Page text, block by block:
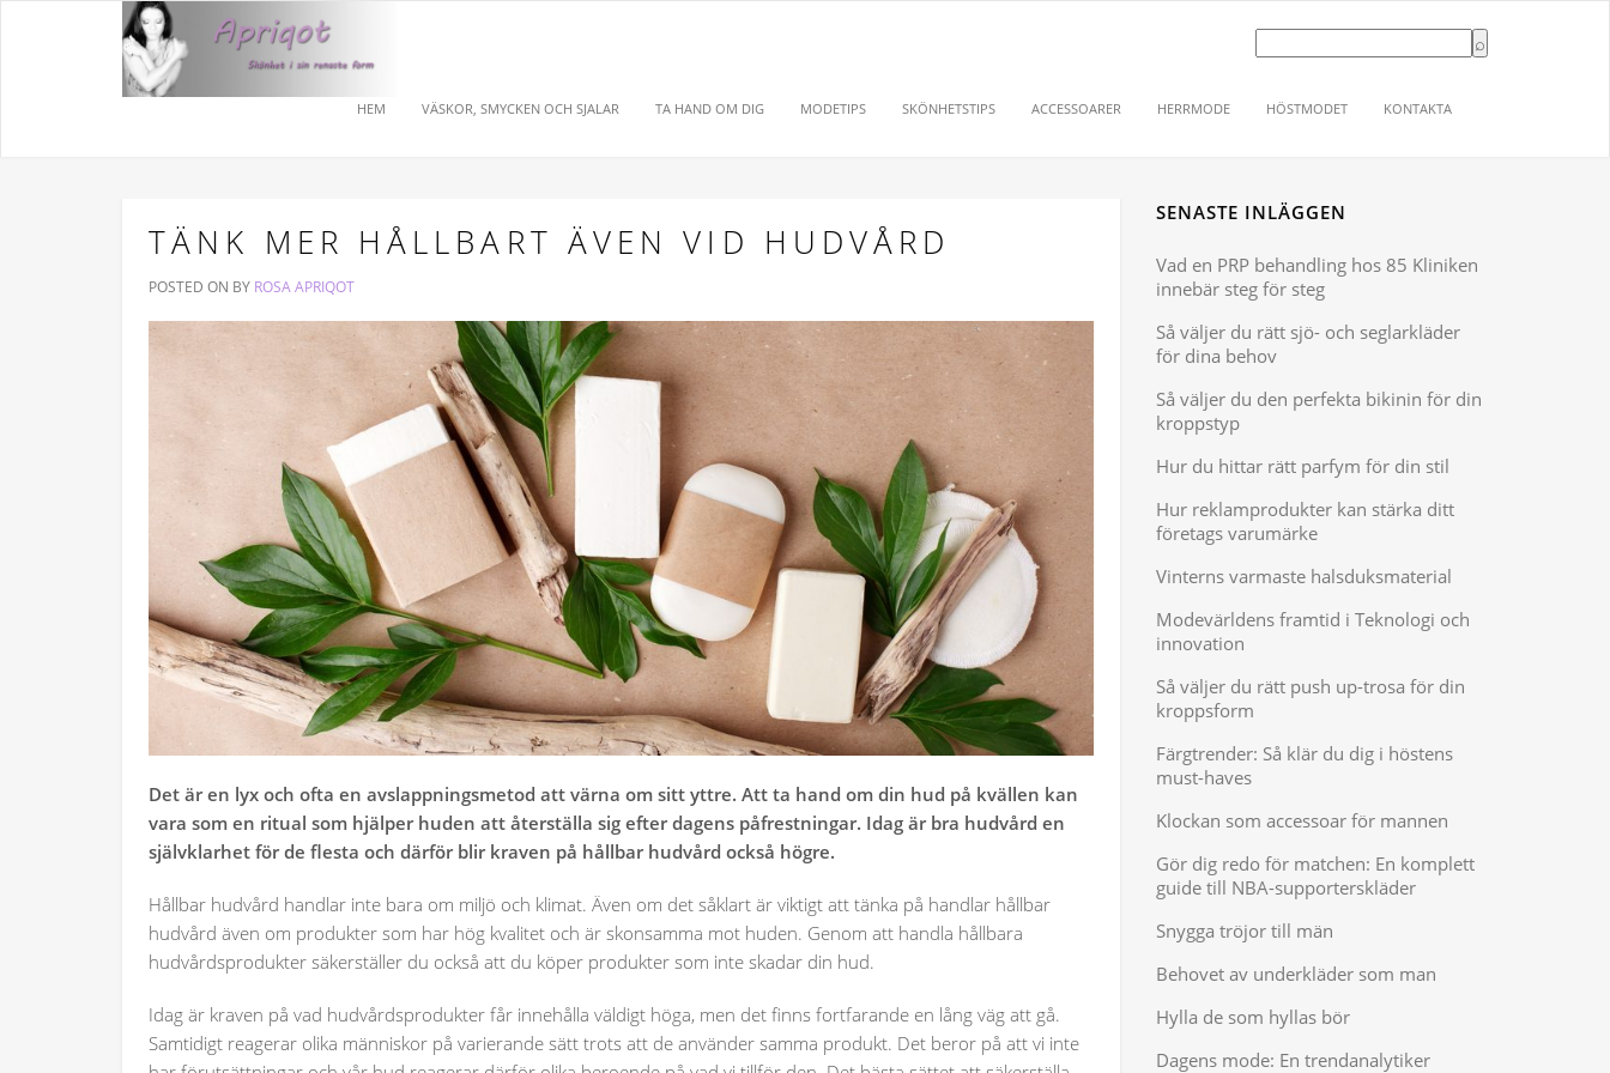
HEM VÄSKOR, SMYCKEN OCH SJALAR TA HAND OM DIG MODETIPS SKÖNHETSTIPS ACCESSOARER HERRMODE HÖSTMODET KONTAKTA
TÄNK MER HÅLLBART ÄVEN VID HUDVÅRD
POSTED ON BY ROSA APRIQOT
Det är en lyx och ofta en avslappningsmetod att värna om sitt yttre. Att ta hand om din hud på kvällen kan
vara som en ritual som hjälper huden att återställa sig efter dagens påfrestningar. Idag är bra hudvård en
självklarhet för de flesta och därför blir kraven på hållbar hudvård också högre.
Hållbar hudvård handlar inte bara om miljö och klimat. Även om det såklart är viktigt att tänka på handlar hållbar
hudvård även om produkter som har hög kvalitet och är skonsamma mot huden. Genom att handla hållbara
hudvårdsprodukter säkerställer du också att du köper produkter som inte skadar din hud.
Idag är kraven på vad hudvårdsprodukter får innehålla väldigt höga, men det finns fortfarande en lång väg att gå.
Samtidigt reagerar olika människor på varierande sätt trots att de använder samma produkt. Det beror på att vi inte
SENASTE INLÄGGEN
Vad en PRP behandling hos 85 Kliniken
innebär steg för steg
Så väljer du rätt sjö- och seglarkläder
för dina behov
Så väljer du den perfekta bikinin för din
kroppstyp
Hur du hittar rätt parfym för din stil
Hur reklamprodukter kan stärka ditt
företags varumärke
Vinterns varmaste halsduksmaterial
Modevärldens framtid i Teknologi och
innovation
Så väljer du rätt push up-trosa för din
kroppsform
Färgtrender: Så klär du dig i höstens
must-haves
Klockan som accessoar för mannen
Gör dig redo för matchen: En komplett
guide till NBA-supporterskläder
Snygga tröjor till män
Behovet av underkläder som man
Hylla de som hyllas bör
Dagens mode: En trendanalytiker